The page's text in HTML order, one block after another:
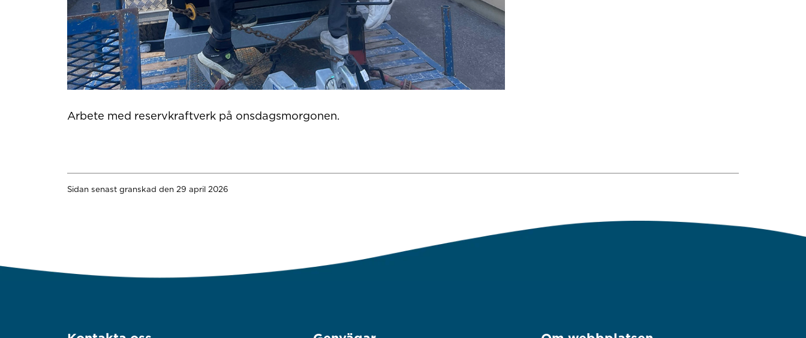
Arbete med reservkraftverk på onsdagsmorgonen.
Sidan senast granskad den 29 april 2026